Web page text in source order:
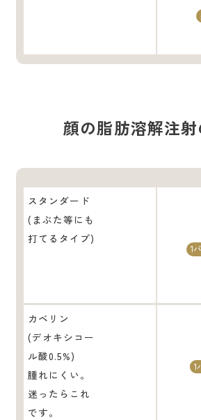
顔の脂肪溶解注
スタンダード
(まぶた等にも
打てるタイプ)
1
カベリン
(デオキシコー
ル酸0.5%)
腫れにくい。
迷ったらこれ
です。
1